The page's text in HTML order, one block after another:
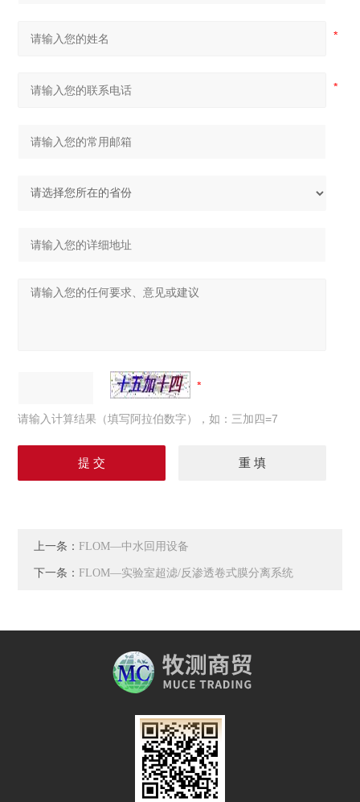
请输入计算结果（填写阿拉伯数字），如：三加四=7
上一条： FLOM—中水回用设备
下一条： FLOM—实验室超滤/反渗透卷式膜分离系统